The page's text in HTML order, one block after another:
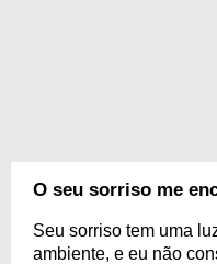
O seu sorriso me
Seu sorriso tem uma
ambiente, e eu não